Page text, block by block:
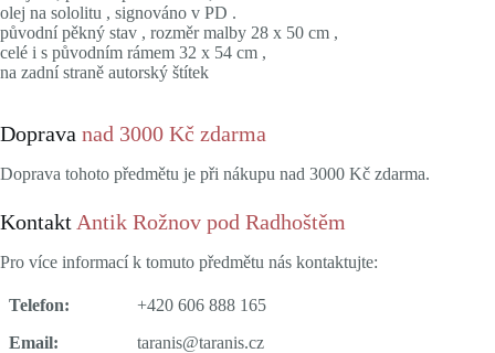
olej na sololitu , signováno v PD .
původní pěkný stav , rozměr malby 28 x 50 cm ,
celé i s původním rámem 32 x 54 cm ,
na zadní straně autorský štítek
Doprava nad 3000 Kč zdarma
Doprava tohoto předmětu je při nákupu nad 3000 Kč zdarma.
Kontakt Antik Rožnov pod Radhoštěm
Pro více informací k tomuto předmětu nás kontaktujte:
Telefon:
+420 606 888 165
Email:
taranis@taranis.cz